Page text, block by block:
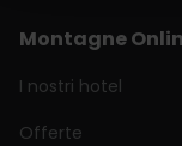
Montagne
I nostri hotel
Offerte